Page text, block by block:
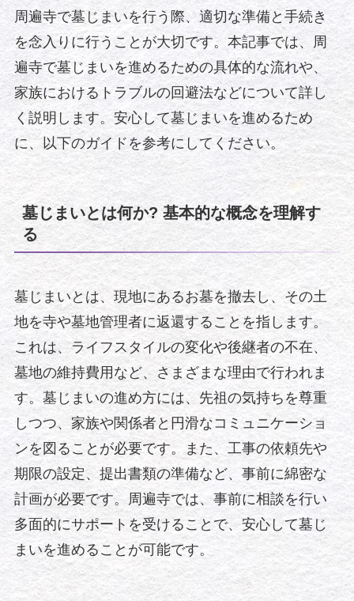
周遍寺で墓じまいを行う際、適切な準備と手続き
を念入りに行うことが大切です。本記事では、周
遍寺で墓じまいを進めるための具体的な流れや、
家族におけるトラブルの回避法などについて詳し
く説明します。安心して墓じまいを進めるため
に、以下のガイドを参考にしてください。
墓じまいとは何か? 基本的な概念を理解す
る
墓じまいとは、現地にあるお墓を撤去し、その土
地を寺や墓地管理者に返還することを指します。
これは、ライフスタイルの変化や後継者の不在、
墓地の維持費用など、さまざまな理由で行われま
す。墓じまいの進め方には、先祖の気持ちを尊重
しつつ、家族や関係者と円滑なコミュニケーショ
ンを図ることが必要です。また、工事の依頼先や
期限の設定、提出書類の準備など、事前に綿密な
計画が必要です。周遍寺では、事前に相談を行い
多面的にサポートを受けることで、安心して墓じ
まいを進めることが可能です。